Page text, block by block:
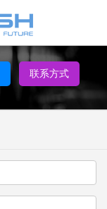
联系方式